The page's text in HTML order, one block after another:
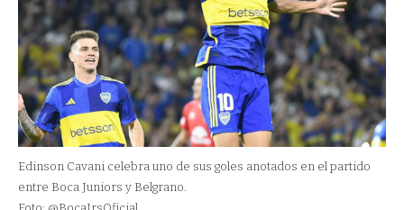
Edinson Cavani celebra uno de sus goles anotados en el partido
entre Boca Juniors y Belgrano.